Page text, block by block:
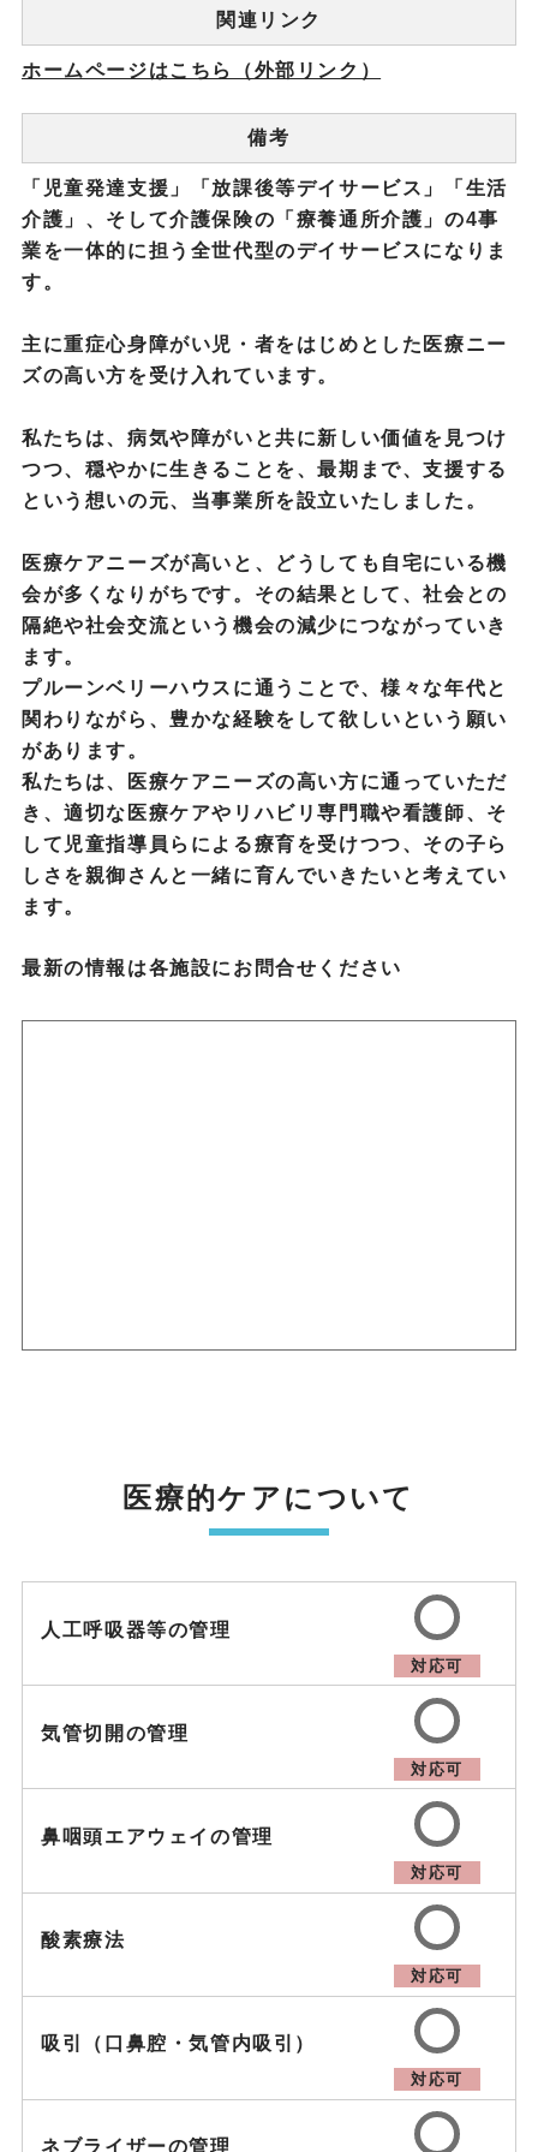
関連リンク
ホームページはこちら（外部リンク）
備考
「児童発達支援」「放課後等デイサービス」「生活
介護」、そして介護保険の「療養通所介護」の4事
業を一体的に担う全世代型のデイサービスになりま
す。
主に重症心身障がい児・者をはじめとした医療ニー
ズの高い方を受け入れています。
私たちは、病気や障がいと共に新しい価値を見つけ
つつ、穏やかに生きることを、最期まで、支援する
という想いの元、当事業所を設立いたしました。
医療ケアニーズが高いと、どうしても自宅にいる機
会が多くなりがちです。その結果として、社会との
隔絶や社会交流という機会の減少につながっていき
ます。
プルーンベリーハウスに通うことで、様々な年代と
関わりながら、豊かな経験をして欲しいという願い
があります。
私たちは、医療ケアニーズの高い方に通っていただ
き、適切な医療ケアやリハビリ専門職や看護師、そ
して児童指導員らによる療育を受けつつ、その子ら
しさを親御さんと一緒に育んでいきたいと考えてい
ます。
最新の情報は各施設にお問合せください
医療的ケアについて
人工呼吸器等の管理
対応可
気管切開の管理
対応可
鼻咽頭エアウェイの管理
対応可
酸素療法
対応可
吸引（口鼻腔・気管内吸引）
対応可
ネブライザーの管理